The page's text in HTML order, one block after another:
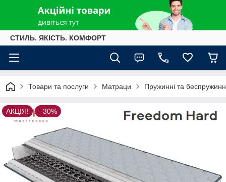
СТИЛЬ. ЯКІСТЬ. КОМФОРТ
Товари та послуги Матраци Пружинні та
АКЦІЯ! –30%